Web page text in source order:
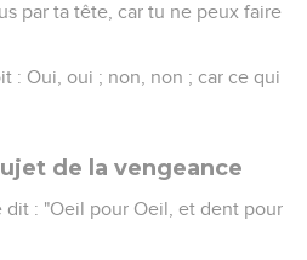
par ta tête, car tu ne peux faire
: Oui, oui ; non, non ; car ce qui
de la vengeance
dit : "Oeil pour Oeil, et dent pour